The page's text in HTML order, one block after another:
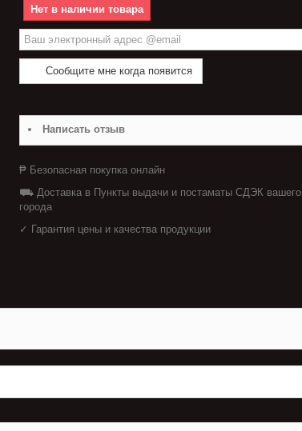
Нет в наличии товара
Сообщите мне когда появится
Написать отзыв
₱ Безопасная покупка онлайн
⛟ Доставка в Пункты выдачи и постаматы СДЭК вашего
города
✓ Гарантия цены и качества продукции